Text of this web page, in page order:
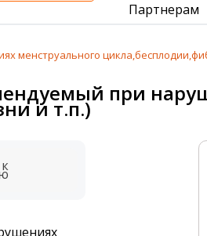
Партнерам
витамины — всего 3 999 ₽
при
и т.п.)